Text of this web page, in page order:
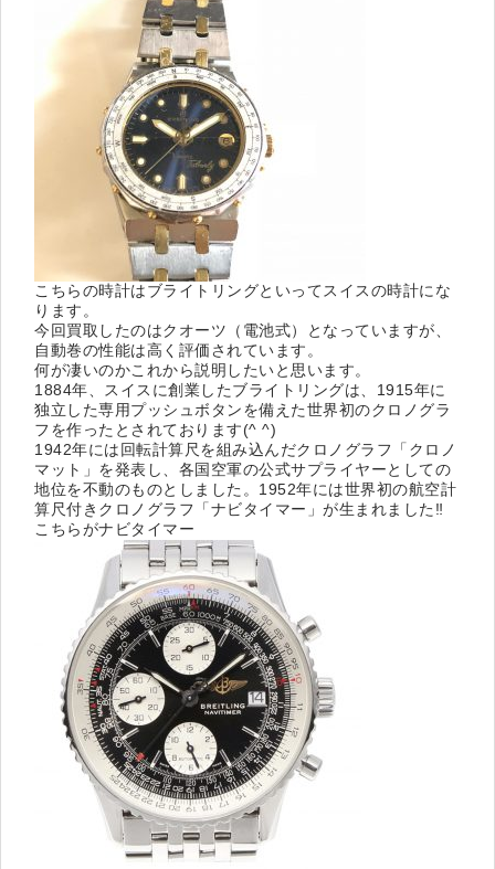
こちらの時計はブライトリングといってスイスの時計にな
ります。
今回買取したのはクオーツ（電池式）となっていますが、
自動巻の性能は高く評価されています。
何が凄いのかこれから説明したいと思います。
1884年、スイスに創業したブライトリングは、1915年に
独立した専用プッシュボタンを備えた世界初のクロノグラ
フを作ったとされております(^ ^)
1942年には回転計算尺を組み込んだクロノグラフ「クロノ
マット」を発表し、各国空軍の公式サプライヤーとしての
地位を不動のものとしました。1952年には世界初の航空計
算尺付きクロノグラフ「ナビタイマー」が生まれました‼︎
こちらがナビタイマー